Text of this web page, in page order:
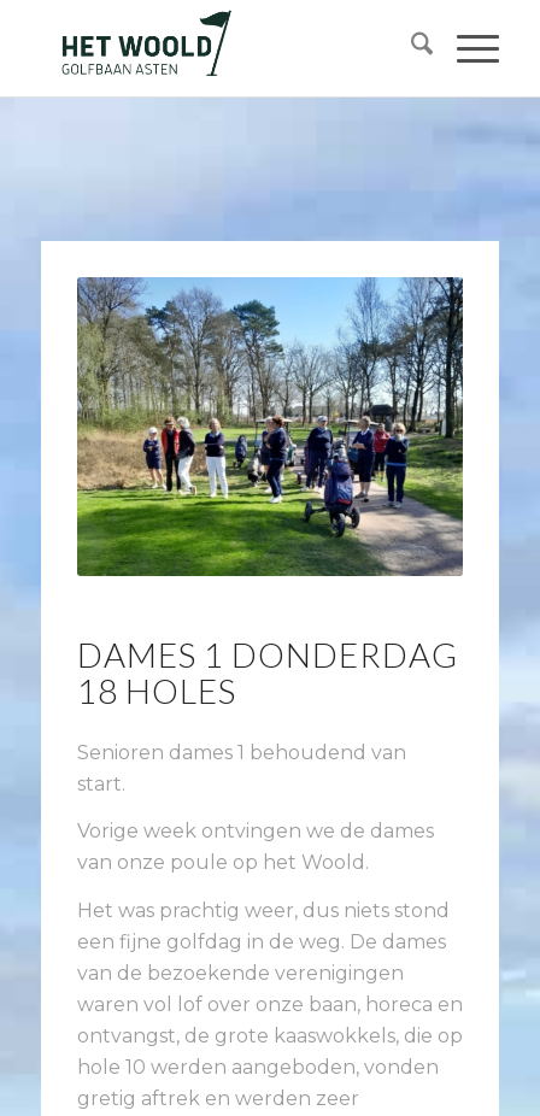
DAMES 1 DONDERDAG
18 HOLES
Senioren dames 1 behoudend van
start.
Vorige week ontvingen we de dames
van onze poule op het Woold.
Het was prachtig weer, dus niets stond
een fijne golfdag in de weg. De dames
van de bezoekende verenigingen
waren vol lof over onze baan, horeca en
ontvangst, de grote kaaswokkels, die op
hole 10 werden aangeboden, vonden
gretig aftrek en werden zeer